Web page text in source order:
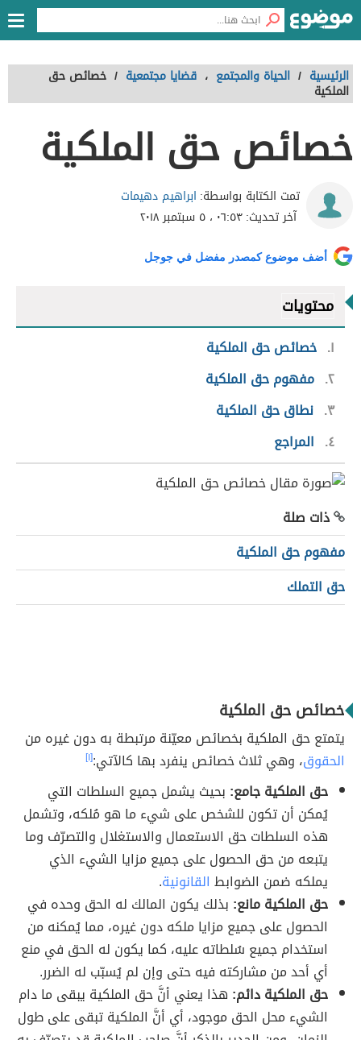
الرئيسية / الحياة والمجتمع ، قضايا مجتمعية / خصائص حق
الملكية
خصائص حق الملكية
تمت الكتابة بواسطة: ابراهيم دهيمات
آخر تحديث:٠٦:٥٣ ، ٥ سبتمبر ٢٠١٨
أضف موضوع كمصدر مفضل في جوجل
محتويات
١ خصائص حق الملكية
٢ مفهوم حق الملكية
٣ نطاق حق الملكية
٤
المراجع
ذات صلة
مفهوم حق الملكية
حق التملك
خصائص حق الملكية
يتمتع حق الملكية بخصائص معيّنة مرتبطة به دون غيره من
الحقوق، وهي ثلاث خصائص ينفرد بها كالآتي:[١]
حق الملكية جامع: بحيث يشمل جميع السلطات التي
يُمكن أن تكون للشخص على شيء ما هو مُلكه، وتشمل
هذه السلطات حق الاستعمال والاستغلال والتصرّف وما
يتبعه من حق الحصول على جميع مزايا الشيء الذي
يملكه ضمن الضوابط القانونية.
حق الملكية مانع: بذلك يكون المالك له الحق وحده في
الحصول على جميع مزايا ملكه دون غيره، مما يُمكنه من
استخدام جميع سُلطاته عليه، كما يكون له الحق في منع
أي أحد من مشاركته فيه حتى وإن لم يُسبّب له الضرر.
حق الملكية دائم: هذا يعني أنَّ حق الملكية يبقى ما دام
الشيء محل الحق موجود، أي أنَّ الملكية تبقى على طول